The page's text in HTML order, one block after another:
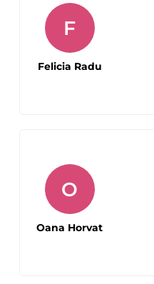
F
Felicia Radu
O
Oana Horvat